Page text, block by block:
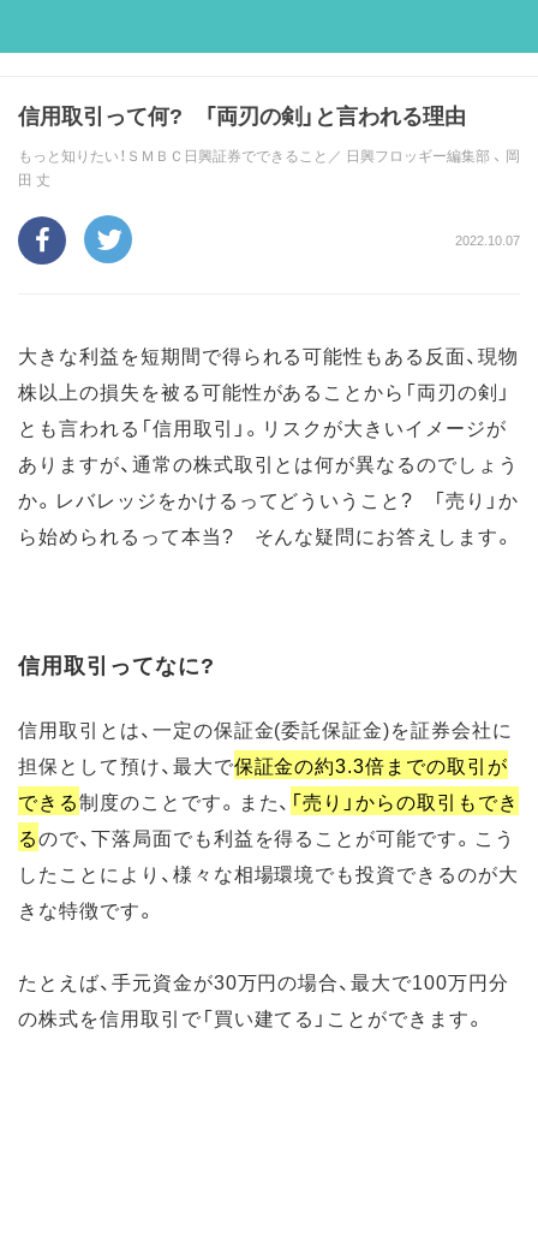
信用取引って何? 「両刃の剣」と言われる理由
もっと知りたい！ＳＭＢＣ日興証券でできること／ 日興フロッギー編集部 、 岡
田 丈
2022.10.07
大きな利益を短期間で得られる可能性もある反面、現物
株以上の損失を被る可能性があることから「両刃の剣」
とも言われる「信用取引」。リスクが大きいイメージが
ありますが、通常の株式取引とは何が異なるのでしょう
か。レバレッジをかけるってどういうこと? 「売り」か
ら始められるって本当? そんな疑問にお答えします。
信用取引ってなに?
信用取引とは、一定の保証金(委託保証金)を証券会社に
担保として預け、最大で保証金の約3.3倍までの取引が
できる制度のことです。また、 「売り」からの取引もでき
るので、下落局面でも利益を得ることが可能です。こう
したことにより、様々な相場環境でも投資できるのが大
きな特徴です。
たとえば、手元資金が30万円の場合、最大で100万円分
の株式を信用取引で「買い建てる」ことができます。